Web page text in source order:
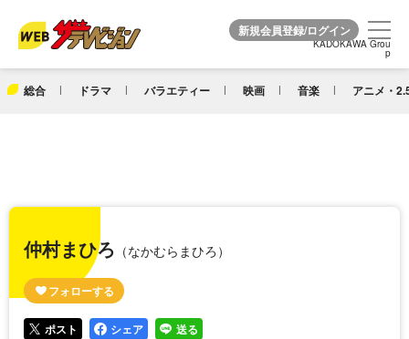
KADOKAWA Grou
p
総合 ドラマ バラエティー 映画 音楽 アニメ・
KADOKAWA Grou
p
仲村まひろ （なかむらまひろ）
ポスト シェア 送る